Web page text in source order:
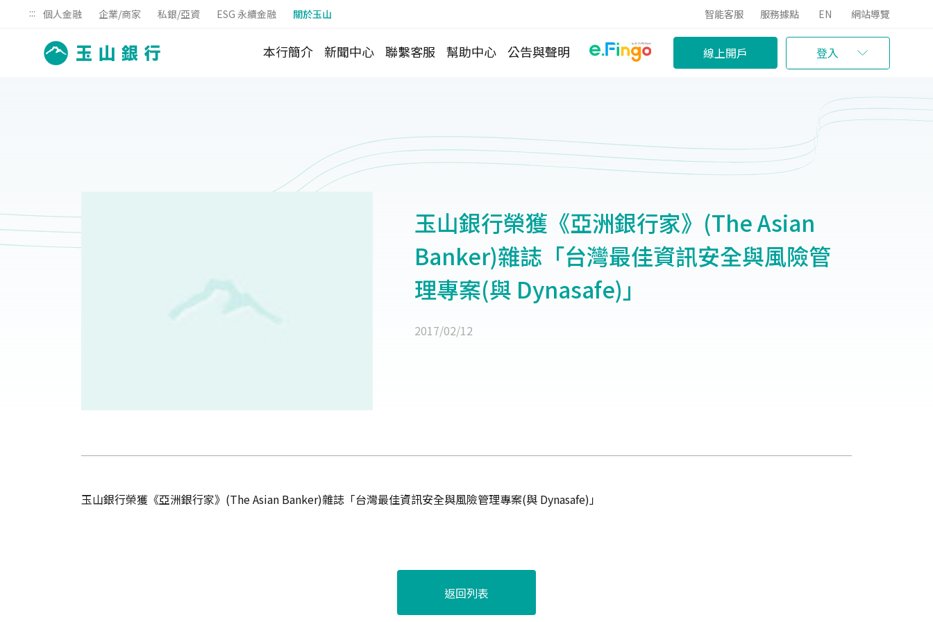
::: 個人金融 企業/商家 私銀/亞資 ESG 永續金融 關於玉山 智能客服 服務據點 EN 網站導覽
本行簡介 新聞中心 聯繫客服 幫助中心 公告與聲明 線上開戶 登入
玉山銀行榮獲《亞洲銀行家》(The Asian
Banker)雜誌「台灣最佳資訊安全與風險管
理專案(與 Dynasafe)」
2017/02/12
玉山銀行榮獲《亞洲銀行家》(The Asian Banker)雜誌「台灣最佳資訊安全與風險管理專案(與 Dynasafe)」
返回列表